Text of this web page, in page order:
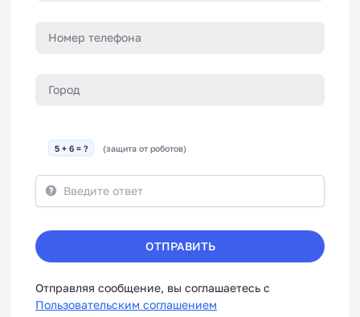
5 + 6 = ? (защита от роботов)
ОТПРАВИТЬ
Отправляя сообщение, вы соглашаетесь с
Пользовательским соглашением